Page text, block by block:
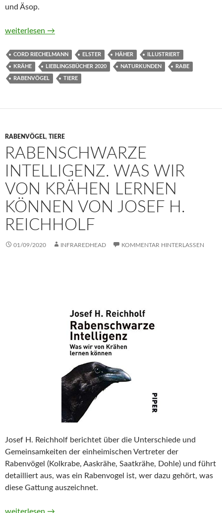
und Äsop.
Krähen. Ein Portrait von Cord Riechelmann
weiterlesen →
CORD RIECHELMANN ELSTER HÄHER ILLUSTRIERT
KRÄHE LIEBLINGSBÜCHER 2020 NATURKUNDEN RABE
RABENVÖGEL TIERE
RABENVÖGEL, TIERE
RABENSCHWARZE
INTELLIGENZ. WAS WIR
VON KRÄHEN LERNEN
KÖNNEN VON JOSEF H.
REICHHOLF
01/09/2020 INFRAREDHEAD KOMMENTAR HINTERLASSEN
Josef H. Reichholf berichtet über die Unterschiede und
Gemeinsamkeiten der einheimischen Vertreter der
Rabenvögel (Kolkrabe, Aaskrähe, Saatkrähe, Dohle) und führt
detailliert aus, was ein Rabenvogel ist, wer dazu gehört, was
diese Gattung auszeichnet.
Rabenschwarze Intelligenz. Was wir von Krähen lernen